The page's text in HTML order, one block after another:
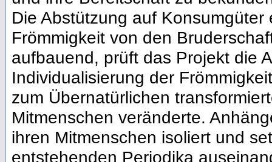
Die Abstützung auf
Frömmigkeit von den
aufbauend, prüft das Projekt die
Individualisierung der
zum Übernatürlichen
Mitmenschen veränderte.
ihren Mitmenschen isoliert und
entstehenden Periodika